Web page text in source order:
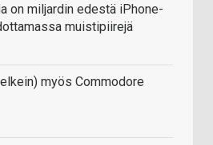
on miljardin edestä iPhone-
muistipiirejä
myös Commodore